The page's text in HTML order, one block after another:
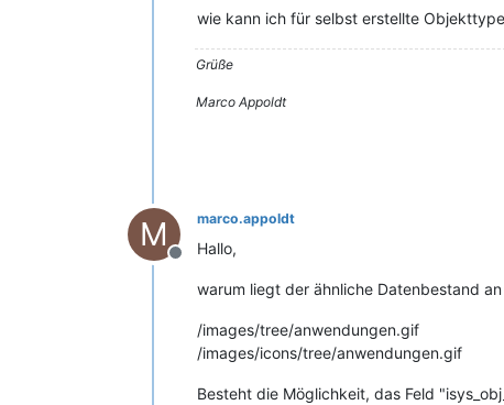
wie kann ich für selbst erstellte
Grüße
Marco Appoldt
M
Offline
marco.appoldt
Hallo,
warum liegt der ähnliche Datenbestand
/images/tree/anwendungen.gif
/images/icons/tree/anwendungen.gif
Besteht die Möglichkeit, das Feld